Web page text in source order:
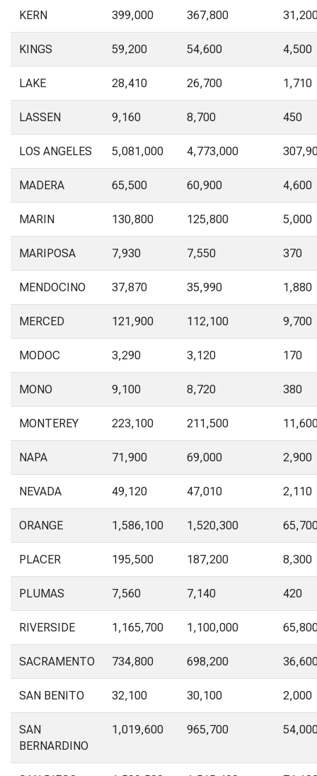
KERN 399,000 367,800
KINGS 59,200 54,600 4,500
LAKE 28,410 26,700 1,710
LASSEN 9,160 8,700 450
LOS ANGELES 5,081,000 4,773,000
MADERA 65,500 60,900 4,600
MARIN 130,800 125,800 5,000
MARIPOSA 7,930 7,550 370
MENDOCINO 37,870 35,990 1,880
MERCED 121,900 112,100 9,700
MODOC 3,290 3,120 170
MONO 9,100 8,720 380
MONTEREY 223,100 211,500
NAPA 71,900 69,000 2,900
NEVADA 49,120 47,010 2,110
ORANGE 1,586,100 1,520,300
PLACER 195,500 187,200 8,300
PLUMAS 7,560 7,140 420
RIVERSIDE 1,165,700 1,100,000
SACRAMENTO 734,800 698,200
SAN BENITO 32,100 30,100 2,000
SAN
BERNARDINO
1,019,600 965,700